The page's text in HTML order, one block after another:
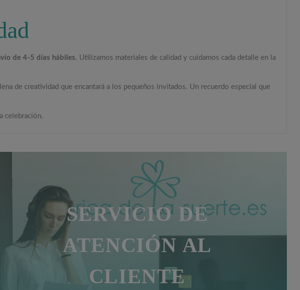
de 4-5 días hábiles. Utilizamos materiales de calidad y cuidamos cada detalle en la
de creatividad que encantará a los pequeños invitados. Un recuerdo especial que
celebración.
SERVICIO DE
ATENCIÓN AL
CLIENTE